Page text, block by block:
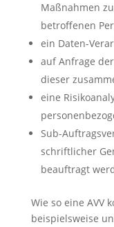
Maßnahmen
betroffenen
ein Daten-
auf Anfrage
dieser
eine
Sub-
schriftlicher
beauftragt
Wie so eine AVV
beispielsweise